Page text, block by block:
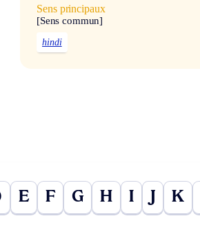
Sens principaux
[Sens commun]
hindi
E F G H I J K